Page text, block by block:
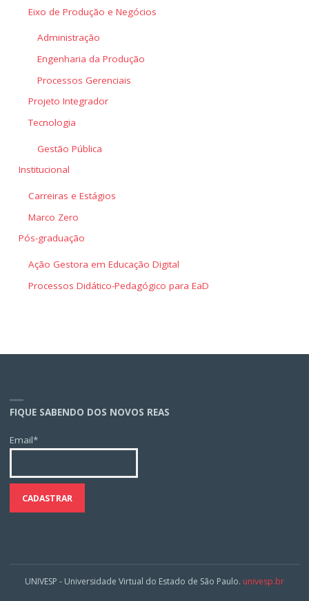
Eixo de Produção e Negócios
Administração
Engenharia da Produção
Processos Gerenciais
Projeto Integrador
Tecnologia
Gestão Pública
Institucional
Carreiras e Estágios
Marco Zero
Pós-graduação
Ação Gestora em Educação Digital
Processos Didático-Pedagógico para EaD
FIQUE SABENDO DOS NOVOS REAS
Email*
UNIVESP - Universidade Virtual do Estado de São Paulo. univesp.br